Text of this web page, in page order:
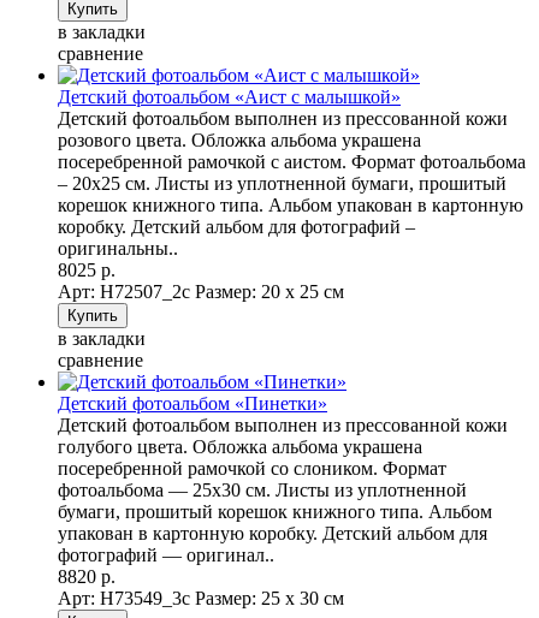
в закладки
сравнение
Детский фотоальбом «Аист с малышкой»
Детский фотоальбом выполнен из прессованной кожи
розового цвета. Обложка альбома украшена
посеребренной рамочкой с аистом. Формат фотоальбома
– 20х25 см. Листы из уплотненной бумаги, прошитый
корешок книжного типа. Альбом упакован в картонную
коробку. Детский альбом для фотографий –
оригинальны..
8025 р.
Арт: Н72507_2с Размер: 20 х 25 см
в закладки
сравнение
Детский фотоальбом «Пинетки»
Детский фотоальбом выполнен из прессованной кожи
голубого цвета. Обложка альбома украшена
посеребренной рамочкой со слоником. Формат
фотоальбома — 25х30 см. Листы из уплотненной
бумаги, прошитый корешок книжного типа. Альбом
упакован в картонную коробку. Детский альбом для
фотографий — оригинал..
8820 р.
Арт: Н73549_3с Размер: 25 х 30 см